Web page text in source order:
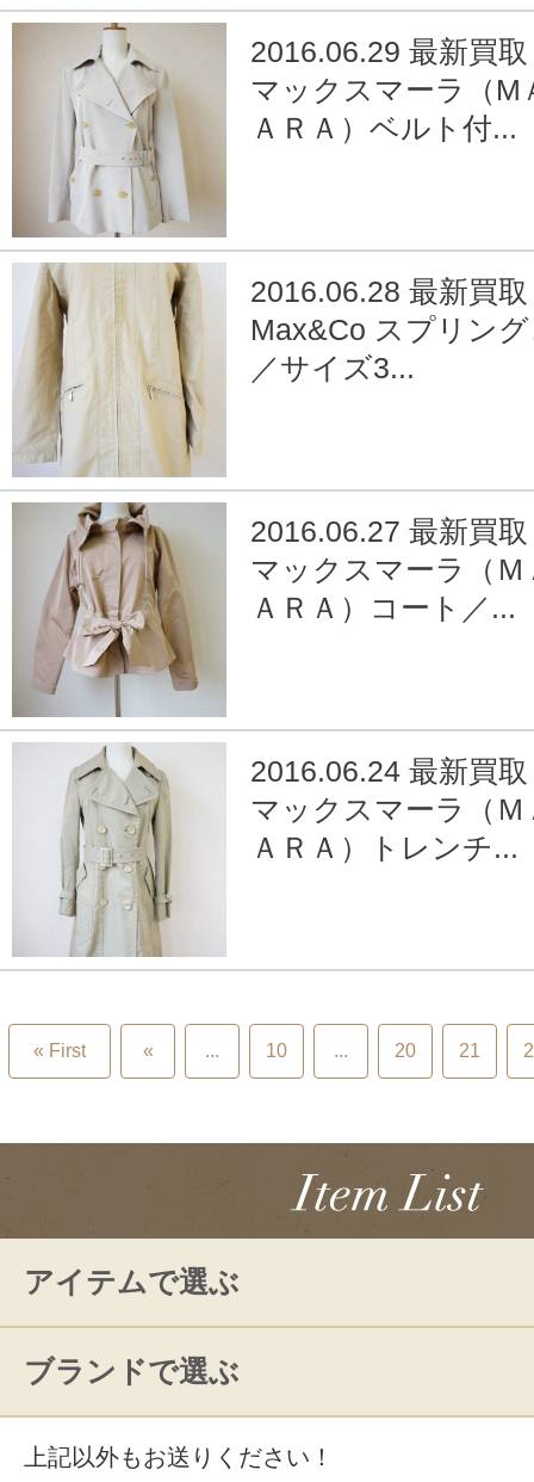
2016.06.29 最新買取
マックスマーラ（M
ＡＲＡ）ベルト付...
2016.06.28 最新買取
Max&Co スプリン
／サイズ3...
2016.06.27 最新買取
マックスマーラ（Ｍ
ＡＲＡ）コート／...
2016.06.24 最新買取
マックスマーラ（Ｍ
ＡＲＡ）トレンチ...
« First « ... 10 ... 20 21
アイテムで選ぶ
ブランドで選ぶ
上記以外もお送りください！